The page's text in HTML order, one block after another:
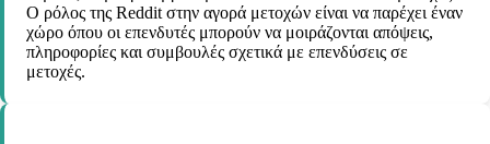
Ο ρόλος της Reddit στην αγορά μετοχών είναι να παρέχει έναν
χώρο όπου οι επενδυτές μπορούν να μοιράζονται απόψεις,
πληροφορίες και συμβουλές σχετικά με επενδύσεις σε
μετοχές.